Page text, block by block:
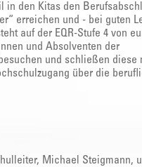
den Kitas den
erreichen und - bei guten
auf der EQR-Stufe 4 von
und Absolventen der
und schließen diese
über die
Michael Steigmann,